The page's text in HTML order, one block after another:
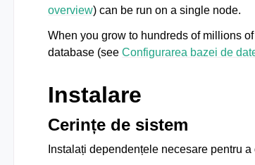
overview) can be run on a single node.
When you grow to hundreds of millions
database (see Configurarea bazei de
Instalare
Cerințe de sistem
Instalați dependențele necesare pentru